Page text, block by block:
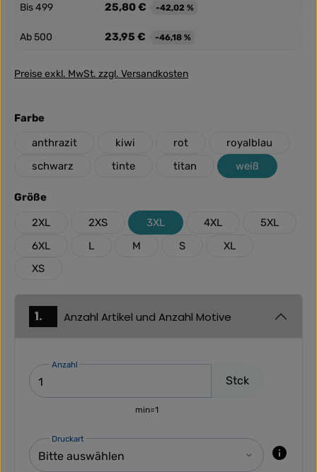
Bis499 25,80 € -42,02 %
Ab500 23,95 € -46,18 %
Preise exkl. MwSt. zzgl. Versandkosten
Farbeauswählen
anthrazit
kiwi rot
royalblau
schwarz
tinte titan weiß
Größeauswählen
2XL 2XS 3XL 4XL
5XL
6XL
L M S
XL
XS
1. Anzahl Artikel und Anzahl Motive
Anzahl
Stck
min=1
Druckart